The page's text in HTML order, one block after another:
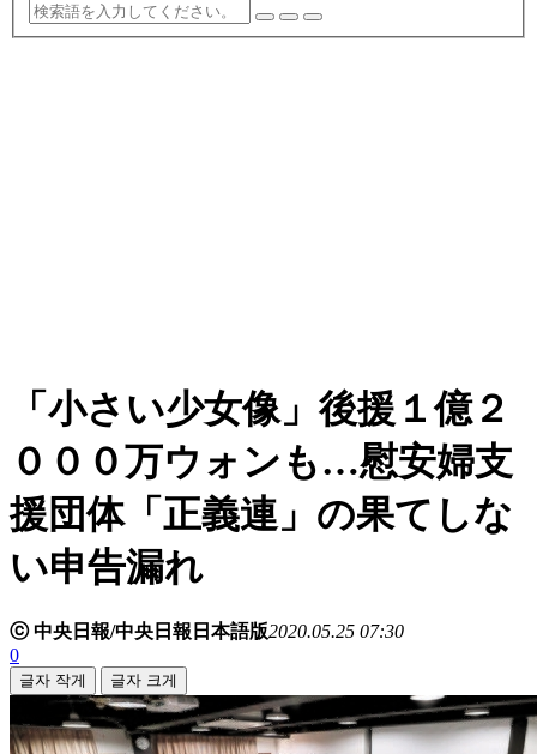
「小さい少女像」後援１億２
０００万ウォンも…慰安婦支
援団体「正義連」の果てしな
い申告漏れ
ⓒ 中央日報/中央日報日本語版2020.05.25 07:30
0
글자 작게 글자 크게